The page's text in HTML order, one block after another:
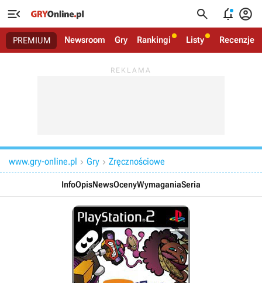
   
PREMIUM Newsroom Gry Rankingi Listy Recenzje
www.gry-online.pl  Gry  Zręcznościowe
InfoOpisNewsOcenyWymaganiaSeria